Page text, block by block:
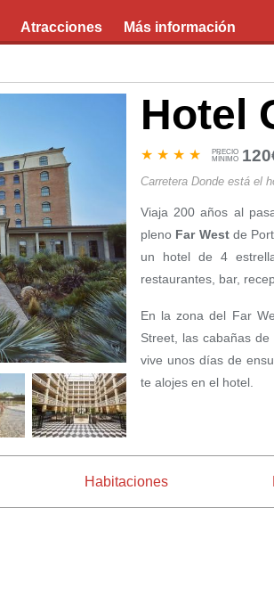
Atracciones Más información
Hotel
PRECIO
MÍNIMO
Carretera Donde está el
Viaja 200 años al
pleno Far Westde
un hotel de 4
restaurantes, bar,
En la zona del Far
Street, las cabañas
vive unos días de
te alojes en el hotel.
Habitaciones